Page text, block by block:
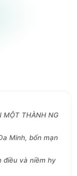
MỘT THÀNH NG
Minh, bổn mạn
điều và niềm hy